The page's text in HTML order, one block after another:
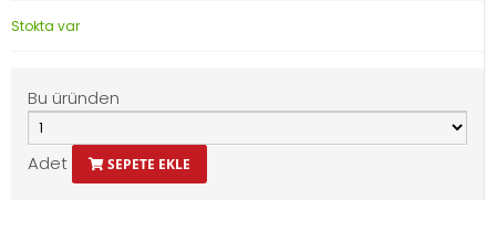
Stokta var
Bu üründen
Adet SEPETE EKLE